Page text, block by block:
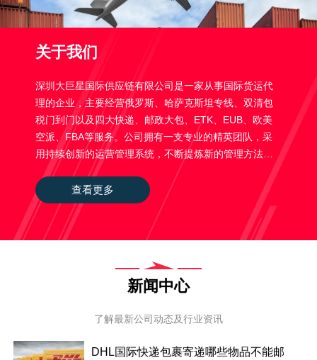
关于我们
深圳大巨星国际供应链有限公司是一家从事国际货运代
理的企业，主要经营俄罗斯、哈萨克斯坦专线、双清包
税门到门以及四大快递、邮政大包、ETK、EUB、欧美
空派、FBA等服务。公司拥有一支专业的精英团队，采
用持续创新的运营管理系统，不断提炼新的管理方法，
整合公司的资源，推动员工与公司共同成长。公司始终
坚持以高效、快捷，严谨 ，持续创新产品，为客户打造
一个安心 放心的物流通道！
查看更多
新闻中心
了解最新公司动态及行业资讯
DHL国际快递包裹寄递哪些物品不能邮